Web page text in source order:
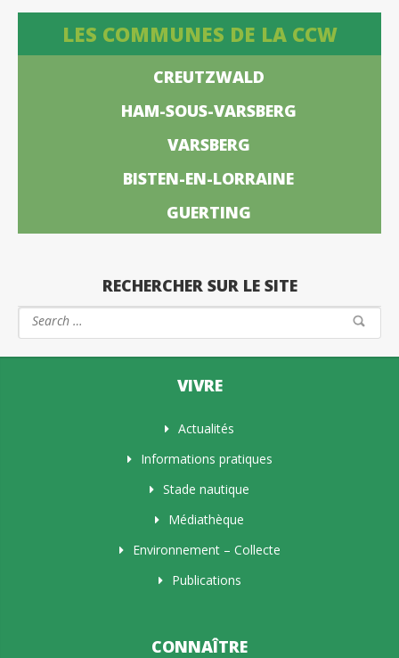
LES COMMUNES DE LA CCW
CREUTZWALD
HAM-SOUS-VARSBERG
VARSBERG
BISTEN-EN-LORRAINE
GUERTING
RECHERCHER SUR LE SITE
VIVRE
Actualités
Informations pratiques
Stade nautique
Médiathèque
Environnement – Collecte
Publications
CONNAÎTRE